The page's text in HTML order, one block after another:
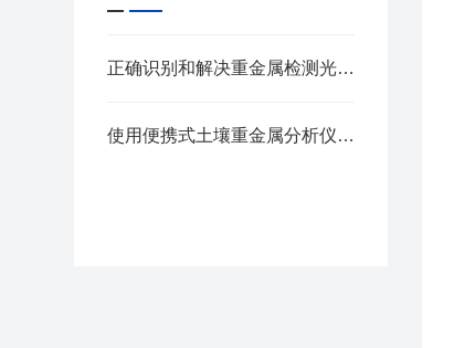
正确识别和解决重金属检测光谱仪的故障对确保检测准确性很重要
使用便携式土壤重金属分析仪需要注意的细节有哪些？